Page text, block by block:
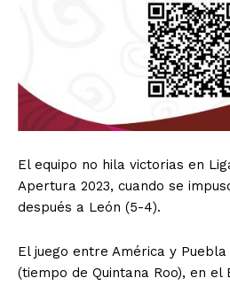
El equipo no hila victorias en
Apertura 2023, cuando se
después a León (5-4).
El juego entre América y
(tiempo de Quintana Roo), en el